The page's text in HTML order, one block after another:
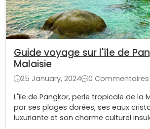
Guide voyage sur l'île de
Malaisie
25 January, 2024
0 Commentaires
L'île de Pangkor, perle tropicale de la
par ses plages dorées, ses eaux
luxuriante et son charme culturel